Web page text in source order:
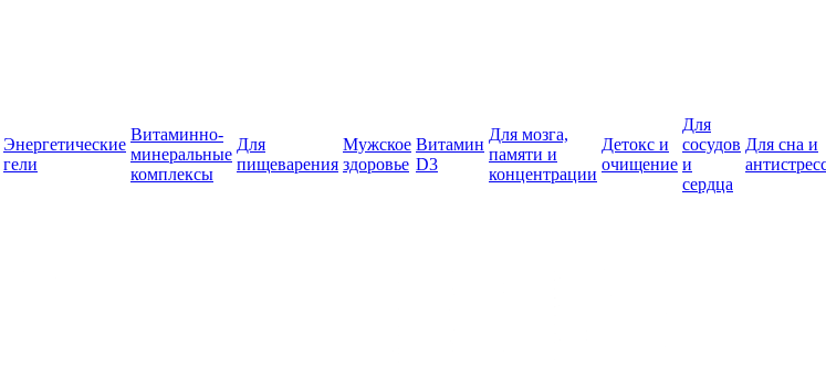
Энергетические
гели
Витаминно-
минеральные
комплексы
Для
пищеварения
Мужское
здоровье
Витамин
D3
Для мозга,
памяти и
концентрации
Детокс и
очищение
Для
сосудов
и
сердца
Для сна и